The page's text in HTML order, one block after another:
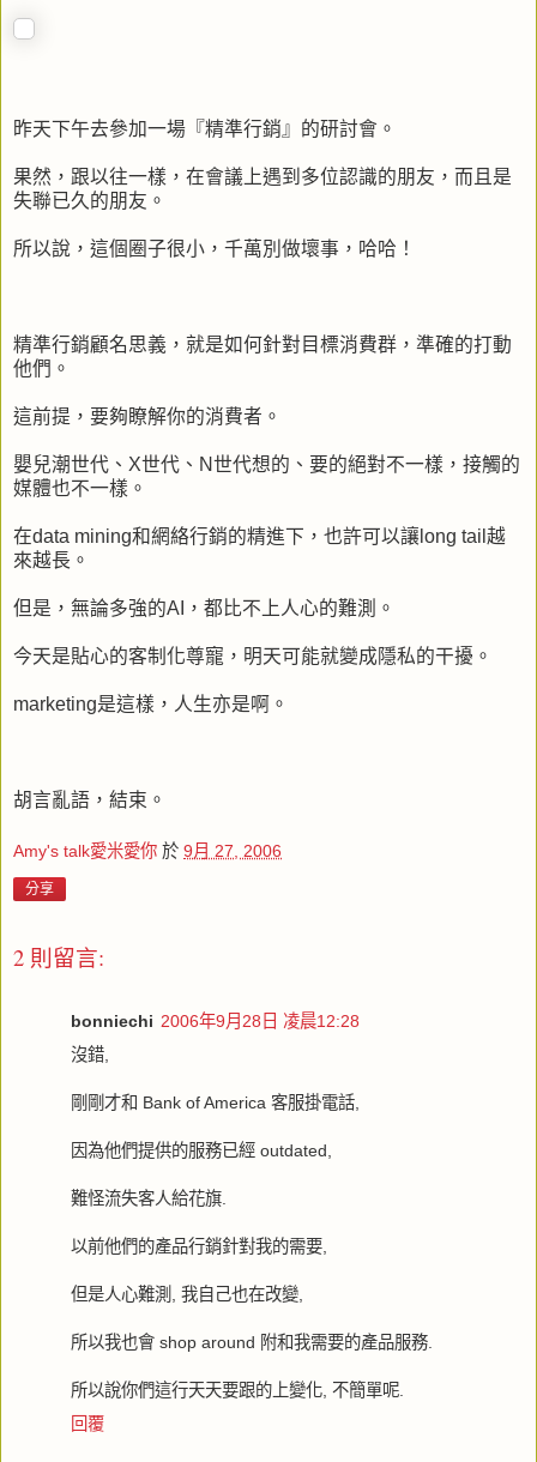
昨天下午去參加一場『精準行銷』的研討會。
果然，跟以往一樣，在會議上遇到多位認識的朋友，而且是
失聯已久的朋友。
所以說，這個圈子很小，千萬別做壞事，哈哈！
精準行銷顧名思義，就是如何針對目標消費群，準確的打動
他們。
這前提，要夠瞭解你的消費者。
嬰兒潮世代、X世代、N世代想的、要的絕對不一樣，接觸的
媒體也不一樣。
在data mining和網絡行銷的精進下，也許可以讓long tail越
來越長。
但是，無論多強的AI，都比不上人心的難測。
今天是貼心的客制化尊寵，明天可能就變成隱私的干擾。
marketing是這樣，人生亦是啊。
胡言亂語，結束。
Amy's talk愛米愛你 於 9月 27, 2006
分享
2 則留言:
bonniechi 2006年9月28日 凌晨12:28
沒錯,
剛剛才和 Bank of America 客服掛電話,
因為他們提供的服務已經 outdated,
難怪流失客人給花旗.
以前他們的產品行銷針對我的需要,
但是人心難測, 我自己也在改變,
所以我也會 shop around 附和我需要的產品服務.
所以說你們這行天天要跟的上變化, 不簡單呢.
回覆